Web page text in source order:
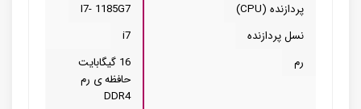
پردازنده (CPU)
I7- 1185G7
نسل پردازنده
i7
رم
16 گیگابایت
حافظه ی رم
DDR4